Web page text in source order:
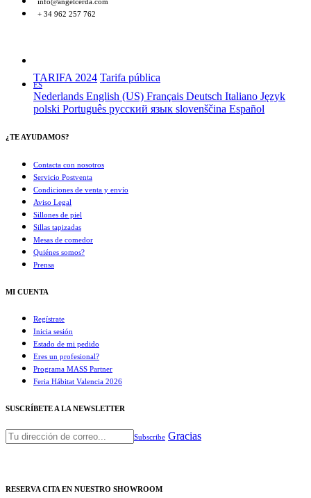
+ 34 962 257 762
TARIFA 2024 Tarifa pública
ES
Nederlands English (US) Français Deutsch Italiano Język
polski Português русский язык slovenščina Español
¿TE AYUDAMOS?
Contacta con nosotros
Servicio Postventa
Condiciones de venta y envío
Aviso Legal
Sillones de piel
Sillas tapizadas
Mesas de comedor
Quiénes somos?
Prensa
MI CUENTA
Regístrate
Inicia sesión
Estado de mi pedido
Eres un profesional?
Programa MASS Partner
Feria Hábitat Valencia 2026​
SUSCRÍBETE A LA NEWSLETTER
Subscribe Gracias
RESERVA CITA EN NUESTRO SHOWROOM